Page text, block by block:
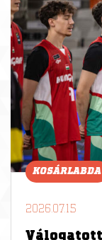
KOSÁRLABDA
2026.07.15